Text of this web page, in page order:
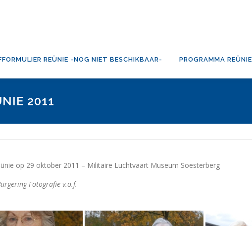
REÜNIE -NOG NIET BESCHIKBAAR- PROGRAMMA REÜNIE
2011
op 29 oktober 2011 – Militaire Luchtvaart Museum Soesterberg
Fotografie v.o.f.